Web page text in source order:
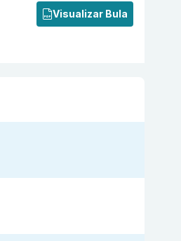
Visualizar Bula